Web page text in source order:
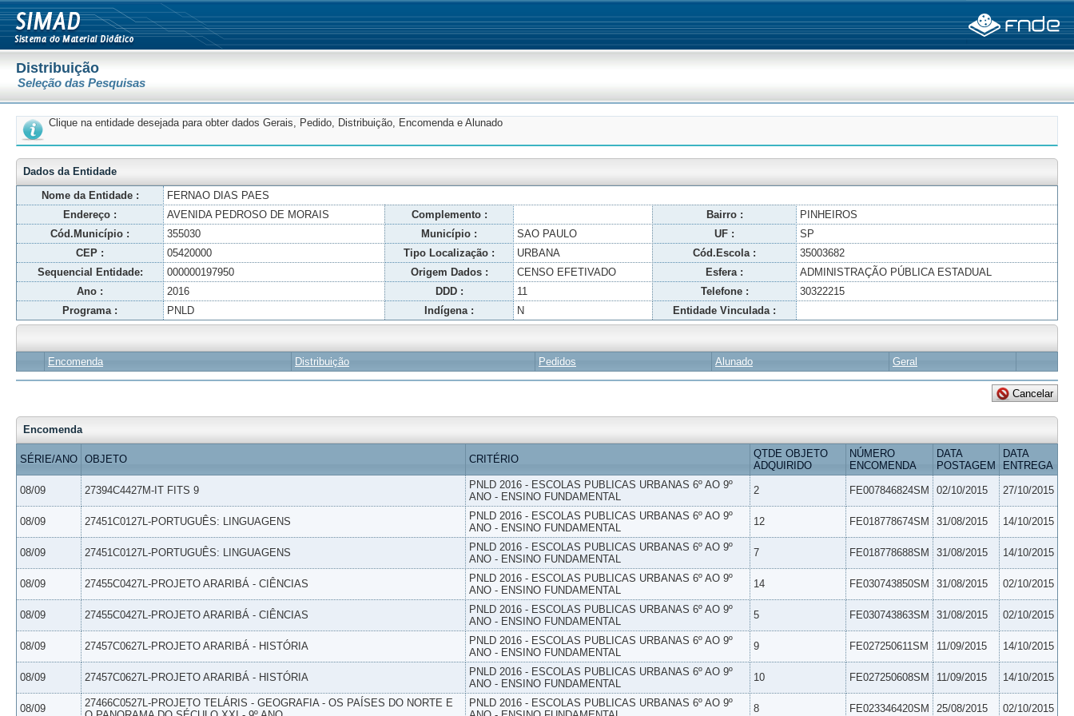
Distribuição
Seleção das Pesquisas
Clique na entidade desejada para obter dados Gerais, Pedido, Distribuição, Encomenda e Alunado
Dados da Entidade
Nome da Entidade :
FERNAO DIAS PAES
Endereço :
AVENIDA PEDROSO DE MORAIS Complemento : Bairro :
PINHEIROS
Cód.Município :
355030 Município : SAO PAULO UF :
SP
CEP :
05420000 Tipo Localização : URBANA Cód.Escola :
35003682
Sequencial Entidade:
000000197950 Origem Dados : CENSO EFETIVADO Esfera :
ADMINISTRAÇÃO PÚBLICA ESTADUAL
Ano :
2016 DDD : 11 Telefone :
30322215
Programa :
PNLD Indígena : N Entidade Vinculada :
Encomenda Distribuição Pedidos Alunado Geral
Encomenda
SÉRIE/ANO OBJETO CRITÉRIO
QTDE OBJETO
ADQUIRIDO
NÚMERO
ENCOMENDA
DATA
POSTAGEM
DATA
ENTREGA
08/09 27394C4427M-IT FITS 9
PNLD 2016 - ESCOLAS PUBLICAS URBANAS 6º AO 9º
ANO - ENSINO FUNDAMENTAL
2 FE007846824SM 02/10/2015 27/10/2015
08/09 27451C0127L-PORTUGUÊS: LINGUAGENS
PNLD 2016 - ESCOLAS PUBLICAS URBANAS 6º AO 9º
ANO - ENSINO FUNDAMENTAL
12 FE018778674SM 31/08/2015 14/10/2015
08/09 27451C0127L-PORTUGUÊS: LINGUAGENS
PNLD 2016 - ESCOLAS PUBLICAS URBANAS 6º AO 9º
ANO - ENSINO FUNDAMENTAL
7 FE018778688SM 31/08/2015 14/10/2015
08/09 27455C0427L-PROJETO ARARIBÁ - CIÊNCIAS
PNLD 2016 - ESCOLAS PUBLICAS URBANAS 6º AO 9º
ANO - ENSINO FUNDAMENTAL
14 FE030743850SM 31/08/2015 02/10/2015
08/09 27455C0427L-PROJETO ARARIBÁ - CIÊNCIAS
PNLD 2016 - ESCOLAS PUBLICAS URBANAS 6º AO 9º
ANO - ENSINO FUNDAMENTAL
5 FE030743863SM 31/08/2015 02/10/2015
08/09 27457C0627L-PROJETO ARARIBÁ - HISTÓRIA
PNLD 2016 - ESCOLAS PUBLICAS URBANAS 6º AO 9º
ANO - ENSINO FUNDAMENTAL
9 FE027250611SM 11/09/2015 14/10/2015
08/09 27457C0627L-PROJETO ARARIBÁ - HISTÓRIA
PNLD 2016 - ESCOLAS PUBLICAS URBANAS 6º AO 9º
ANO - ENSINO FUNDAMENTAL
10 FE027250608SM 11/09/2015 14/10/2015
08/09
27466C0527L-PROJETO TELÁRIS - GEOGRAFIA - OS PAÍSES DO NORTE E
PNLD 2016 - ESCOLAS PUBLICAS URBANAS 6º AO 9º
8 FE023346420SM 25/08/2015 02/10/2015